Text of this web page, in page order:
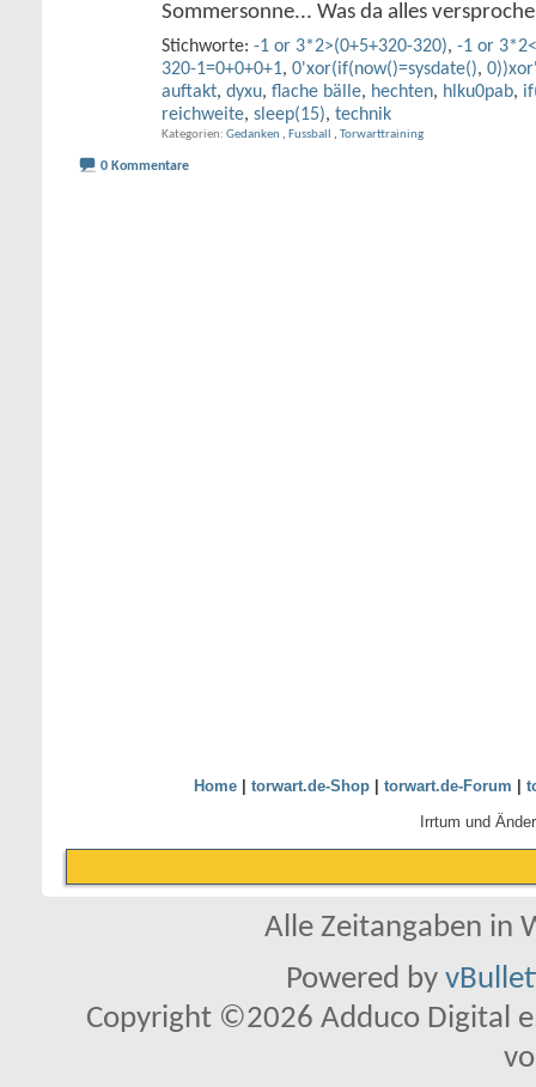
Sommersonne... Was da alles
Stichworte: -1 or 3*2>(0+5+320-320), -1 or
320-1=0+0+0+1, 0'xor(if(now()=sysdate(),
auftakt, dyxu, flache bälle, hechten, hlku0pab,
reichweite, sleep(15), technik
Kategorien Gedanken , Fussball , Torwarttraining
0 Kommentare
Home| torwart.de-Shop| torwart.de-Forum
Irrtum und
Alle Zeitangaben in
Powered by
Copyright ©2026 Adduco Digital